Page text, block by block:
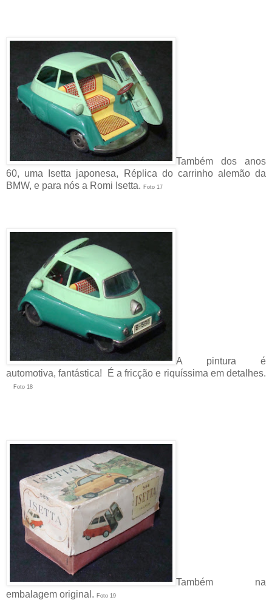
Também dos anos
60, uma Isetta japonesa, Réplica do carrinho alemão da
BMW, e para nós a Romi Isetta. Foto 17
A pintura é
automotiva, fantástica! É a fricção e riquíssima em detalhes.
Foto 18
Também na
embalagem original. Foto 19